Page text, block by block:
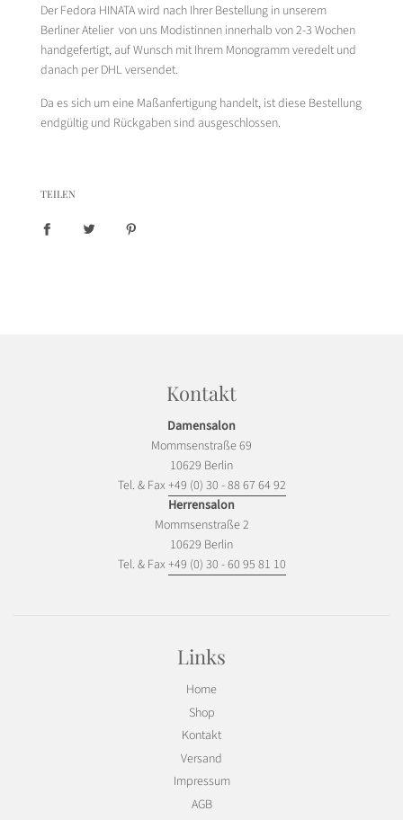
Der Fedora HINATA wird nach Ihrer Bestellung in unserem
Berliner Atelier von uns Modistinnen innerhalb von 2-3 Wochen
handgefertigt, auf Wunsch mit Ihrem Monogramm veredelt und
danach per DHL versendet.
Da es sich um eine Maßanfertigung handelt, ist diese Bestellung
endgültig und Rückgaben sind ausgeschlossen.
TEILEN
Kontakt
Damensalon
Mommsenstraße 69
10629 Berlin
Tel. & Fax+49 (0) 30 - 88 67 64 92
Herrensalon
Mommsenstraße 2
10629 Berlin
Tel. & Fax+49 (0) 30 - 60 95 81 10
Links
Home
Shop
Kontakt
Versand
Impressum
AGB